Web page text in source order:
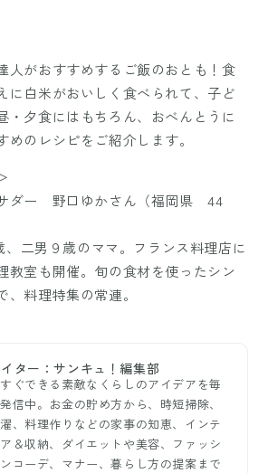
人がおすすめするご飯のおとも！食
に白米がおいしく食べられて、子ど
・夕食にはもちろん、おべんとうに
めのレシピをご紹介します。
ダー 野口ゆかさん（福岡県 44
、二男９歳のママ。フランス料理店に
教室も開催。旬の食材を使ったシン
料理特集の常連。
ター：サンキュ！編集部
ぐできる素敵なくらしのアイデアを毎
信中。お金の貯め方から、時短掃除、
、料理作りなどの家事の知恵、インテ
ア＆収納、ダイエットや美容、ファッシ
コーデ、マナー、暮らし方の提案まで